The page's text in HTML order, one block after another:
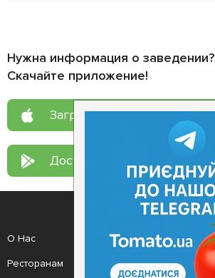
Нужна информация о заведении?
Скачайте приложение!
Загрузите в App Store
Доступно в Google Play
О Нас
Ресторанам
Рецепт дня
Новости